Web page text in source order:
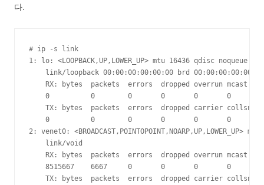
다.
# ip -s link
1: lo: <LOOPBACK,UP,LOWER_UP> mtu 16436 qdisc noqueue
    link/loopback 00:00:00:00:00:00 brd 00:00:00:00:00:00
    RX: bytes  packets  errors  dropped overrun mcast
    0          0        0       0       0       0
    TX: bytes  packets  errors  dropped carrier collsns
    0          0        0       0       0       0
2: venet0: <BROADCAST,POINTOPOINT,NOARP,UP,LOWER_UP>
    link/void
    RX: bytes  packets  errors  dropped overrun mcast
    8515667    6667     0       0       0       0
    TX: bytes  packets  errors  dropped carrier collsns